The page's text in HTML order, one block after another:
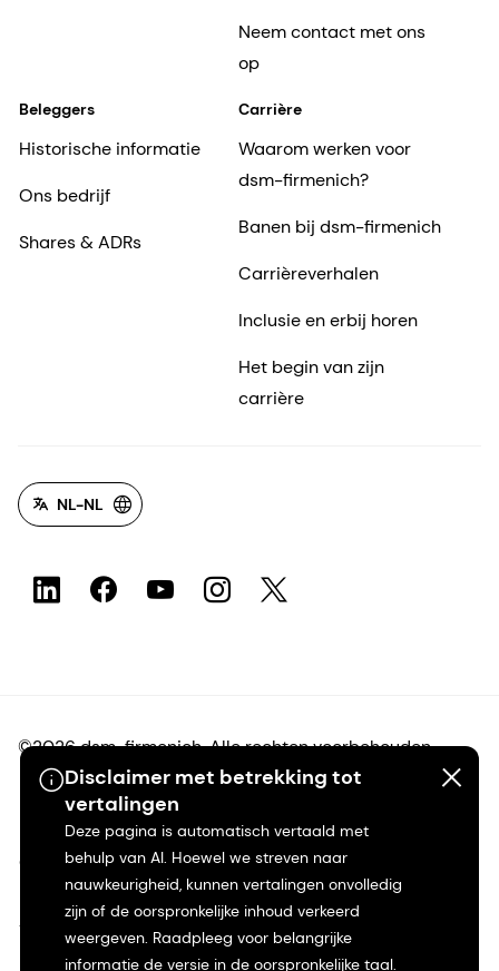
Disclaimer met betrekking tot
vertalingen
Deze pagina is automatisch vertaald met
behulp van AI. Hoewel we streven naar
nauwkeurigheid, kunnen vertalingen onvolledig
zijn of de oorspronkelijke inhoud verkeerd
weergeven. Raadpleeg voor belangrijke
informatie de versie in de oorspronkelijke taal.
Neem contact met ons
op
Beleggers
Historische informatie
Ons bedrijf
Shares & ADRs
Carrière
Waarom werken voor
dsm-firmenich?
Banen bij dsm-firmenich
Carrièreverhalen
Inclusie en erbij horen
Het begin van zijn
carrière
NL-NL
©2026 dsm-firmenich. Alle rechten voorbehouden.
Privacyverklaring
Gebruiksvoorwaarden
Algemene voorwaarden